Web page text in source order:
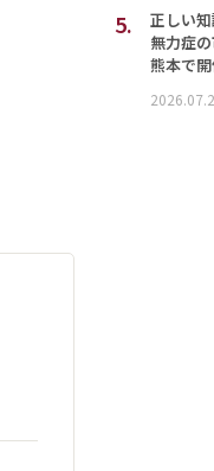
5.
正しい
無力症
熊本で